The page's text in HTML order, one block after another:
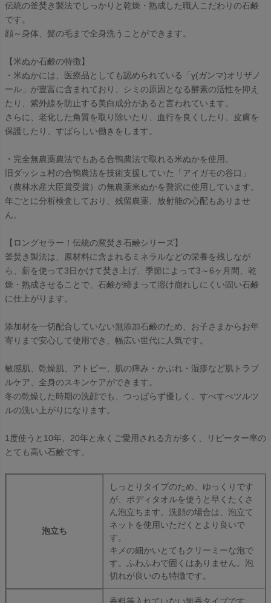
伝統の釜焚き製法でしっかりと乾燥・熟成した職人こだわりの石鹸
です。
顔～身体、髪の毛まで全身洗うことができます。
【米ぬか石鹸の特徴】
・米ぬかには、医療品としても認められている「γ(ガンマ)オリザノ
ール」が豊富に含まれており、シミの原因となる酵素の活性を抑え
たり、紫外線を防止する美白成分があると言われています。
さらに、老化した角質を取り除いたり、血行を良くしたり、皮膚を
保護したり、すばらしい働きをします。
・完全無農薬農法でもある合鴨農法で取れる米ぬかを使用。
旧ダッシュ村の合鴨農法を技術支援していた「アイガモの谷口」
（農林水産大臣賞受賞）の無農薬米ぬかを贅沢に使用しています。
年ごとに分析検査しており、残留農薬、放射能の心配もありませ
ん。
【ロングセラー！伝統の窯焚き石鹸シリーズ】
釜焚き製法は、原材料に含まれるミネラルなどの栄養を残しなが
ら、薪を使って3日かけて焚き上げ、季節によって3～6ヶ月間、乾
燥・熟成させることで、石鹸が締まって溶け崩れしにくい固い石鹸
に仕上がります。
添加材を一切配合していない無添加石鹸のため、お子さまからお年
寄りまで安心して使用でき、幅広い世代に人気です。
敏感肌、乾燥肌、アトピー、肌の痒み・かぶれ・湿疹など肌トラブ
ルケア、全身のスキンケアができます。
冬の乾燥した時期の洗顔でも、つっぱらず優しく、すべすべツルツ
ルの洗い上がりになります。
1度使うと10年、20年と永くご愛用される方が多く、リピーター率の
とても高い石鹸です。
泡立ち
しっとりタイプのため、ゆっくりです
が、ボディタオルを使うと早くたくさ
ん泡立ちます。洗顔の場合は、泡立て
ネットを使用いただくとより良いで
す。
キメの細かいとてもクリーミーな泡で
す。ふわふわで固くはありません。泡
切れが良いのも特徴です。